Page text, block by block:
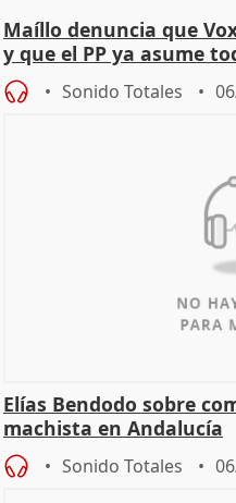
Maíllo denuncia que
y que el PP ya asume
Sonido Totales
Elías Bendodo sobre
machista en Andalucía
Sonido Totales